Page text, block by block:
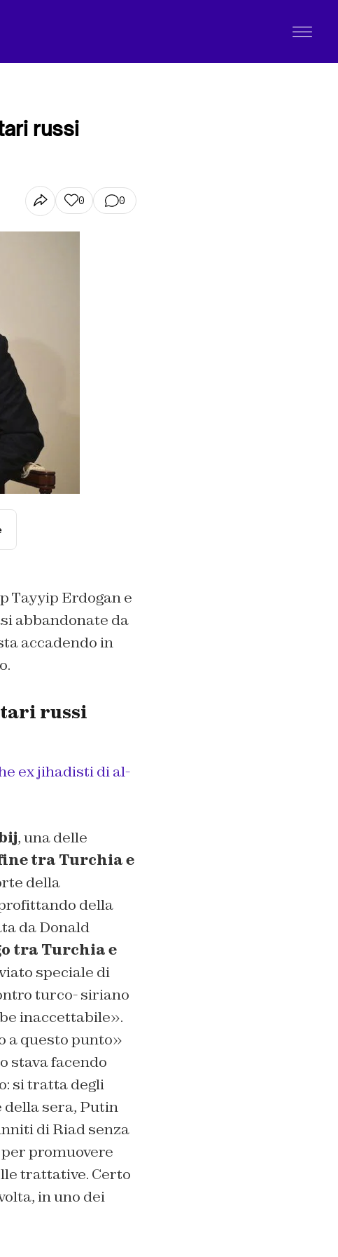
russi
0 0
Tayyip Erdogan e
abbandonate da
accadendo in
russi
ex jihadisti di al-
, una delle
tra Turchia e
della
della
da Donald
tra Turchia e
speciale di
turco- siriano
inaccettabile».
a questo punto»
stava facendo
si tratta degli
della sera, Putin
di Riad senza
promuovere
trattative. Certo
in uno dei